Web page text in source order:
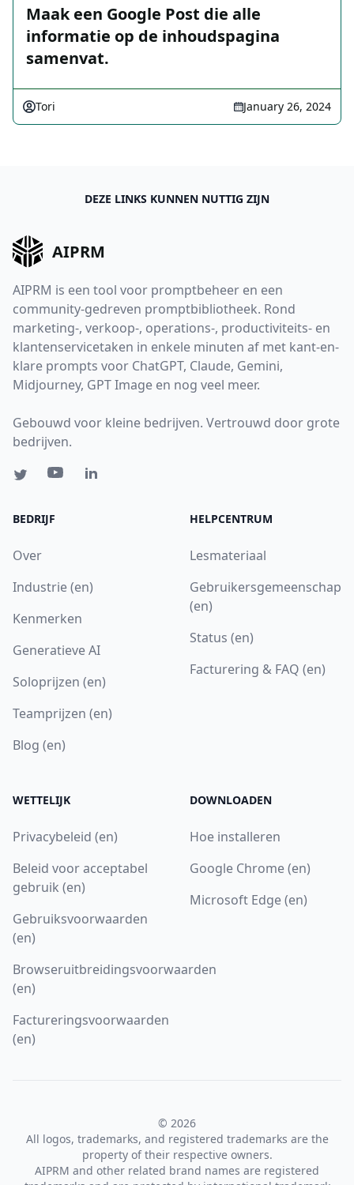
Maak een Google Post die alle
informatie op de inhoudspagina
samenvat.
Tori January 26, 2024
DEZE LINKS KUNNEN NUTTIG ZIJN
AIPRM
AIPRM is een tool voor promptbeheer en een
community-gedreven promptbibliotheek. Rond
marketing-, verkoop-, operations-, productiviteits- en
klantenservicetaken in enkele minuten af met kant-en-
klare prompts voor ChatGPT, Claude, Gemini,
Midjourney, GPT Image en nog veel meer.
Gebouwd voor kleine bedrijven. Vertrouwd door grote
bedrijven.
BEDRIJF
Over
Industrie (en)
Kenmerken
Generatieve AI
Soloprijzen (en)
Teamprijzen (en)
Blog (en)
HELPCENTRUM
Lesmateriaal
Gebruikersgemeenschap
(en)
Status (en)
Facturering & FAQ (en)
WETTELIJK
Privacybeleid (en)
Beleid voor acceptabel
gebruik (en)
Gebruiksvoorwaarden
(en)
Browseruitbreidingsvoorwaarden
(en)
Factureringsvoorwaarden
(en)
DOWNLOADEN
Hoe installeren
Google Chrome (en)
Microsoft Edge (en)
© 2026
All logos, trademarks, and registered trademarks are the
property of their respective owners.
AIPRM and other related brand names are registered